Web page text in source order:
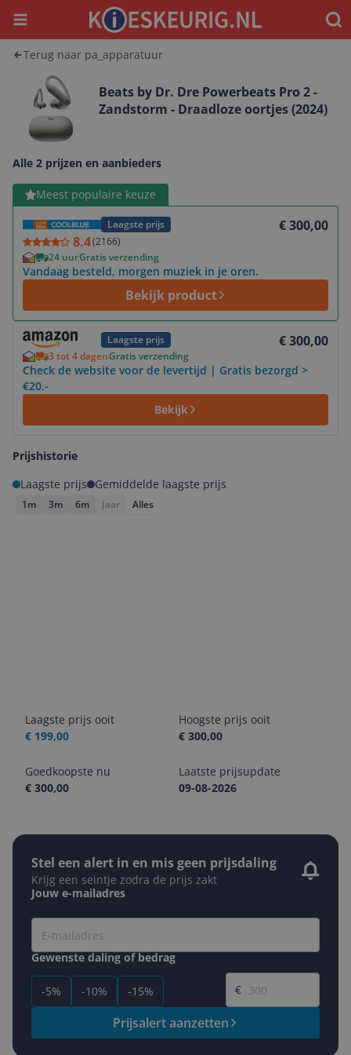
Menu
Terug naar pa_apparatuur
Beats by Dr. Dre Powerbeats Pro 2 -
Zandstorm - Draadloze oortjes (2024)
Alle 2 prijzen en aanbieders
Meest populaire keuze
Laagste prijs
8.4(2166)
€ 300,00
24 uurGratis verzending
Vandaag besteld, morgen muziek in je oren.
Bekijk product
Bekijk product
Laagste prijs € 300,00
3 tot 4 dagenGratis verzending
Check de website voor de levertijd | Gratis bezorgd >
€20,-
Bekijk
Bekijk product
Prijshistorie
Laagste prijs
Gemiddelde laagste prijs
1m 3m 6m Jaar Alles
Laagste prijs ooit
€ 199,00
Hoogste prijs ooit
€ 300,00
Goedkoopste nu
€ 300,00
Laatste prijsupdate
09-08-2026
Stel een alert in en mis geen prijsdaling
Krijg een seintje zodra de prijs zakt
Jouw e-mailadres
Gewenste daling of bedrag
-5% -10% -15%
Gewenste prijs
€
Prijsalert aanzetten